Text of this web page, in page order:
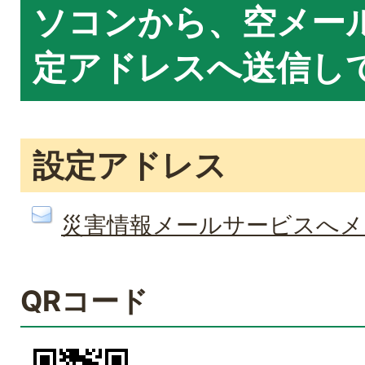
ソコンから、空メー
定アドレスへ送信し
設定アドレス
災害情報メールサービスへ
QRコード